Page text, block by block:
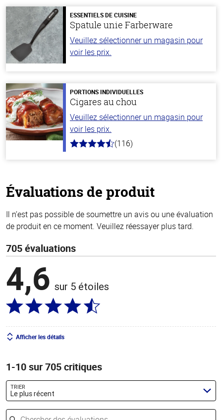
ESSENTIELS DE CUISINE
Spatule unie Farberware
Veuillez sélectionner un magasin pour
voir les prix.
PORTIONS INDIVIDUELLES
Cigares au chou
Veuillez sélectionner un magasin pour
voir les prix.
4.2
(116)
Évaluations de produit
Il n’est pas possible de soumettre un avis ou une évaluation
de produit en ce moment. Veuillez réessayer plus tard.
705 évaluations
4,6 sur 5 étoiles
Afficher les détails
1-10 sur 705 critiques
TRIER
Le plus récent
Chercher des évaluations